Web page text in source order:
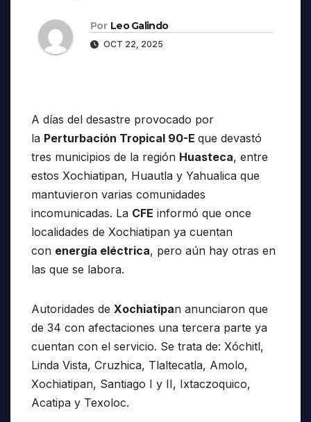
Por Leo Galindo
OCT 22, 2025
A días del desastre provocado por
la Perturbación Tropical 90-E que devastó
tres municipios de la región Huasteca, entre
estos Xochiatipan, Huautla y Yahualica que
mantuvieron varias comunidades
incomunicadas. La CFE informó que once
localidades de Xochiatipan ya cuentan
con energía eléctrica, pero aún hay otras en
las que se labora.
Autoridades de Xochiatipan anunciaron que
de 34 con afectaciones una tercera parte ya
cuentan con el servicio. Se trata de: Xóchitl,
Linda Vista, Cruzhica, Tlaltecatla, Amolo,
Xochiatipan, Santiago I y II, Ixtaczoquico,
Acatipa y Texoloc.